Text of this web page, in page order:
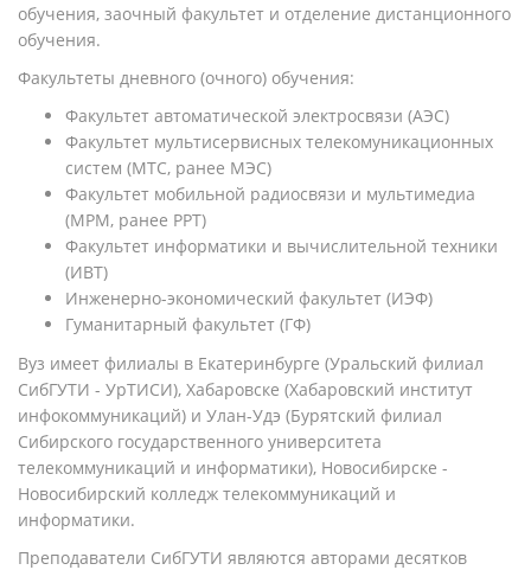
обучения, заочный факультет и отделение дистанционного
обучения.
Факультеты дневного (очного) обучения:
Факультет автоматической электросвязи (АЭС)
Факультет мультисервисных телекомуникационных
систем (МТС, ранее МЭС)
Факультет мобильной радиосвязи и мультимедиа
(МРМ, ранее РРТ)
Факультет информатики и вычислительной техники
(ИВТ)
Инженерно-экономический факультет (ИЭФ)
Гуманитарный факультет (ГФ)
Вуз имеет филиалы в Екатеринбурге (Уральский филиал
СибГУТИ - УрТИСИ), Хабаровске (Хабаровский институт
инфокоммуникаций) и Улан-Удэ (Бурятский филиал
Сибирского государственного университета
телекоммуникаций и информатики), Новосибирске -
Новосибирский колледж телекоммуникаций и
информатики.
Преподаватели СибГУТИ являются авторами десятков